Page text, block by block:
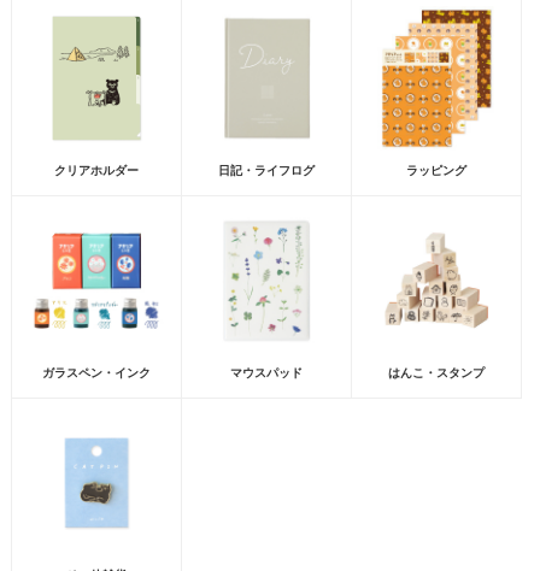
クリアホルダー 日記・ライフログ ラッピング
ガラスペン・インク マウスパッド はんこ・スタンプ